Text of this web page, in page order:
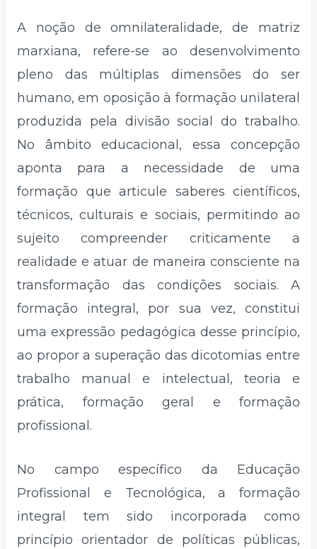
A noção de omnilateralidade, de matriz
marxiana, refere-se ao desenvolvimento
pleno das múltiplas dimensões do ser
humano, em oposição à formação unilateral
produzida pela divisão social do trabalho.
No âmbito educacional, essa concepção
aponta para a necessidade de uma
formação que articule saberes científicos,
técnicos, culturais e sociais, permitindo ao
sujeito compreender criticamente a
realidade e atuar de maneira consciente na
transformação das condições sociais. A
formação integral, por sua vez, constitui
uma expressão pedagógica desse princípio,
ao propor a superação das dicotomias entre
trabalho manual e intelectual, teoria e
prática, formação geral e formação
profissional.
No campo específico da Educação
Profissional e Tecnológica, a formação
integral tem sido incorporada como
princípio orientador de políticas públicas,